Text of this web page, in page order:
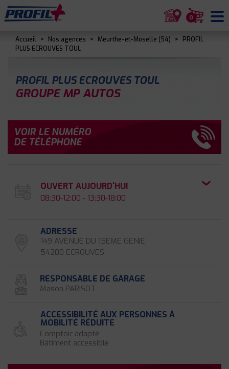
0
Accueil > Nos agences > Meurthe-et-Moselle (54) >
PROFIL
PLUS ECROUVES TOUL
PROFIL PLUS ECROUVES TOUL
GROUPE MP AUTOS
VOIR LE NUMÉRO
DE TÉLÉPHONE
OUVERT AUJOURD'HUI
08:30-12:00 - 13:30-18:00
ADRESSE
149 AVENUE DU 15EME GENIE
54200 ECROUVES
RESPONSABLE DE GARAGE
Mason PARISOT
ACCESSIBILITÉ AUX PERSONNES À
MOBILITÉ RÉDUITE
Comptoir adapté
Bâtiment accessible